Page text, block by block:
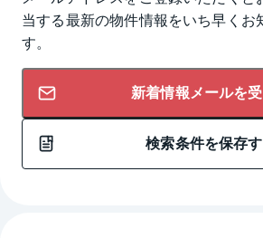
当する最新の物件情報をいち早くお
す。
新着情報メールを
検索条件を保存